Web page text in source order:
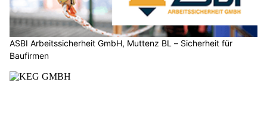
ASBI Arbeitssicherheit GmbH, Muttenz BL – Sicherheit für
Baufirmen